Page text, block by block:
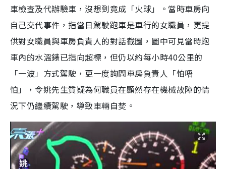
車檢查及代辦驗車，沒想到竟成「火球」。當時車房向
自己交代事件，指當日駕駛跑車是車行的女職員，更提
供對女職員與車房負責人的對話截圖，圖中可見當時跑
車內的水溫錶已指向超標，但仍以約每小時40公里的
「一波」方式駕駛，更一度詢問車房負責人「怕唔
怕」，令姚先生質疑為何職員在顯然存在機械故障的情
況下仍繼續駕駛，導致車輛自焚。